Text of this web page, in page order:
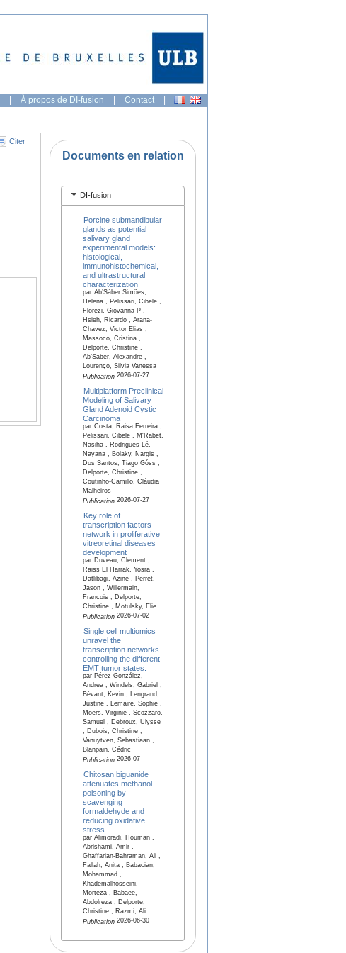
| À propos de DI-fusion | Contact |
Citer
Documents en relation
DI-fusion
Porcine submandibular
glands as potential
salivary gland
experimental models:
histological,
immunohistochemical,
and ultrastructural
characterization
par Ab’Sáber Simões,
Helena , Pelissari, Cibele ,
Florezi, Giovanna P ,
Hsieh, Ricardo , Arana-
Chavez, Victor Elias ,
Massoco, Cristina ,
Delporte, Christine ,
Ab’Saber, Alexandre ,
Lourenço, Silvia Vanessa
Publication2026-07-27
Multiplatform Preclinical
Modeling of Salivary
Gland Adenoid Cystic
Carcinoma
par Costa, Raisa Ferreira ,
Pelissari, Cibele , M'Rabet,
Nasiha , Rodrigues Lé,
Nayana , Bolaky, Nargis ,
Dos Santos, Tiago Góss ,
Delporte, Christine ,
Coutinho-Camillo, Cláudia
Malheiros
Publication2026-07-27
Key role of
transcription factors
network in proliferative
vitreoretinal diseases
development
par Duveau, Clément ,
Raiss El Harrak, Yosra ,
Datlibagi, Azine , Perret,
Jason , Willermain,
Francois , Delporte,
Christine , Motulsky, Elie
Publication2026-07-02
Single cell multiomics
unravel the
transcription networks
controlling the different
EMT tumor states.
par Pérez González,
Andrea , Windels, Gabriel ,
Bévant, Kevin , Lengrand,
Justine , Lemaire, Sophie ,
Moers, Virginie , Scozzaro,
Samuel , Debroux, Ulysse
, Dubois, Christine ,
Vanuytven, Sebastiaan ,
Blanpain, Cédric
Publication2026-07
Chitosan biguanide
attenuates methanol
poisoning by
scavenging
formaldehyde and
reducing oxidative
stress
par Alimoradi, Houman ,
Abrishami, Amir ,
Ghaffarian-Bahraman, Ali ,
Fallah, Anita , Babacian,
Mohammad ,
Khademalhosseini,
Morteza , Babaee,
Abdolreza , Delporte,
Christine , Razmi, Ali
Publication2026-06-30